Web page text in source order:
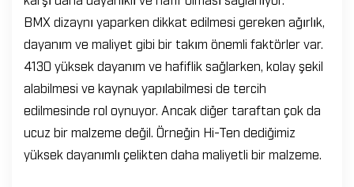
BMX dizaynı yaparken dikkat edilmesi gereken ağırlık,
dayanım ve maliyet gibi bir takım önemli faktörler var.
4130 yüksek dayanım ve hafiflik sağlarken, kolay şekil
alabilmesi ve kaynak yapılabilmesi de tercih
edilmesinde rol oynuyor. Ancak diğer taraftan çok da
ucuz bir malzeme değil. Örneğin Hi-Ten dediğimiz
yüksek dayanımlı çelikten daha maliyetli bir malzeme.